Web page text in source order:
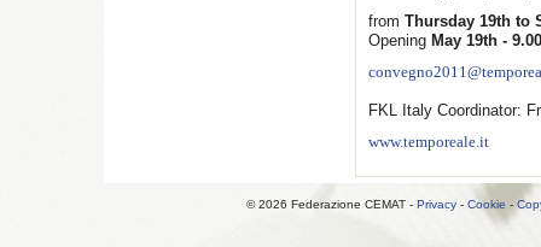
from Thursday 19th to
Opening May 19th -
FKL Italy Coordinator:
www.temporeale.it
© 2026 Federazione CEMAT - Privacy- Cookie -